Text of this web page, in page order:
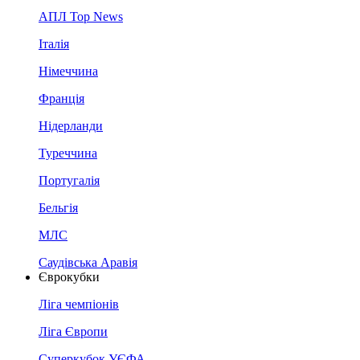
АПЛ Top News
Італія
Німеччина
Франція
Нідерланди
Туреччина
Португалія
Бельгія
МЛС
Саудівська Аравія
Єврокубки
Ліга чемпіонів
Ліга Європи